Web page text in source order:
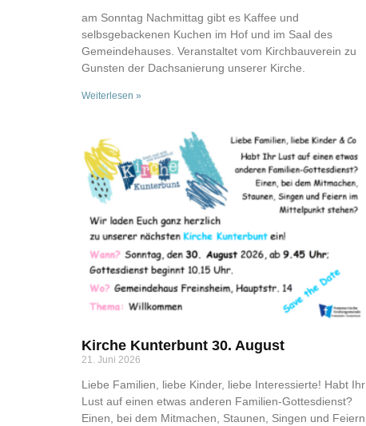
am Sonntag Nachmittag gibt es Kaffee und
selbsgebackenen Kuchen im Hof und im Saal des
Gemeindehauses. Veranstaltet vom Kirchbauverein zu
Gunsten der Dachsanierung unserer Kirche.
Weiterlesen »
Kirche Kunterbunt 30. August
21. Juni 2026
Liebe Familien, liebe Kinder, liebe Interessierte! Habt Ihr
Lust auf einen etwas anderen Familien-Gottesdienst?
Einen, bei dem Mitmachen, Staunen, Singen und Feiern